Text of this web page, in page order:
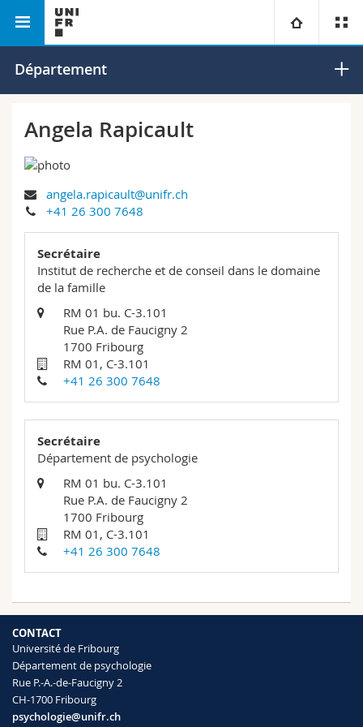
Université
Campus
Recherche
Formation continue
Droit
Lettres et sciences humaines
Sciences de l'éducation et de la formation
Sciences et médecine
Interfacultaire
Vous êtes
Futurs étudiants
Médias
Chercheurs
Collaborateurs
Doctorants
Ressources
Plan d'accès
Bibliothèques
Webmail
Programme des cours
MyUnifr
Faculté des lettres et des sciences
Département de
Département
Angela Rapicault
angela.rapicault@unifr.ch
+41 26 300 7648
Secrétaire
Institut de recherche et de conseil dans le domaine
de la famille
RM 01 bu. C-3.101
Rue P.A. de Faucigny 2
1700 Fribourg
RM 01, C-3.101
+41 26 300 7648
Secrétaire
Département de psychologie
RM 01 bu. C-3.101
Rue P.A. de Faucigny 2
1700 Fribourg
RM 01, C-3.101
+41 26 300 7648
CONTACT
Université de Fribourg
Département de psychologie
Rue P.-A.-de-Faucigny 2
CH-1700 Fribourg
psychologie@unifr.ch